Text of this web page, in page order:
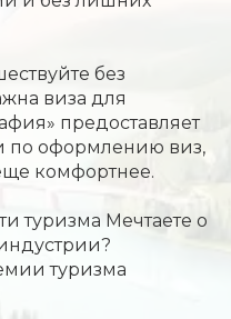
без
виза для
предоставляет
по оформлению виз,
комфортнее.
туризма Мечтаете о
туризма